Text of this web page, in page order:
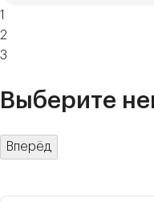
1
2
3
Выберите
Вперёд